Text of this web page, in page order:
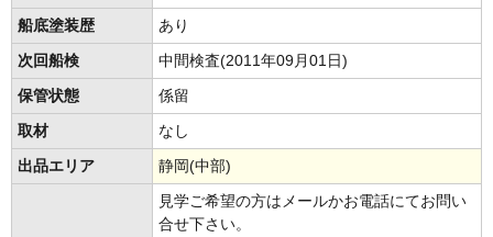
船底塗装歴 あり
次回船検 中間検査(2011年09月01日)
保管状態 係留
取材 なし
出品エリア 静岡(中部)
見学ご希望の方はメールかお電話にてお問い
合せ下さい。